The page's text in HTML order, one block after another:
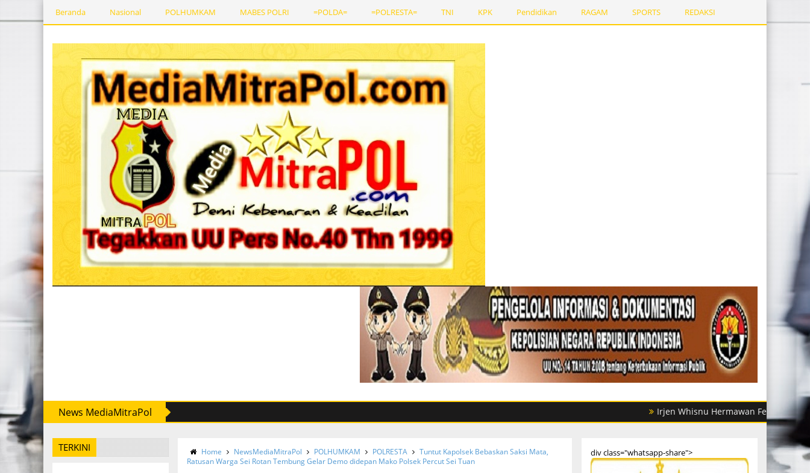
Beranda Nasional POLHUMKAM MABES POLRI =POLDA= =POLRESTA= TNI KPK Pendidikan RAGAM SPORTS REDAKSI
News MediaMitraPol Irjen Whisnu Hermawan Februanto Mutasi
TERKINI Home NewsMediaMitraPol POLHUMKAM POLRESTA
Tuntut Kapolsek Bebaskan Saksi Mata,
Ratusan Warga Sei Rotan Tembung Gelar Demo didepan Mako Polsek Percut Sei Tuan
div class="whatsapp-share">